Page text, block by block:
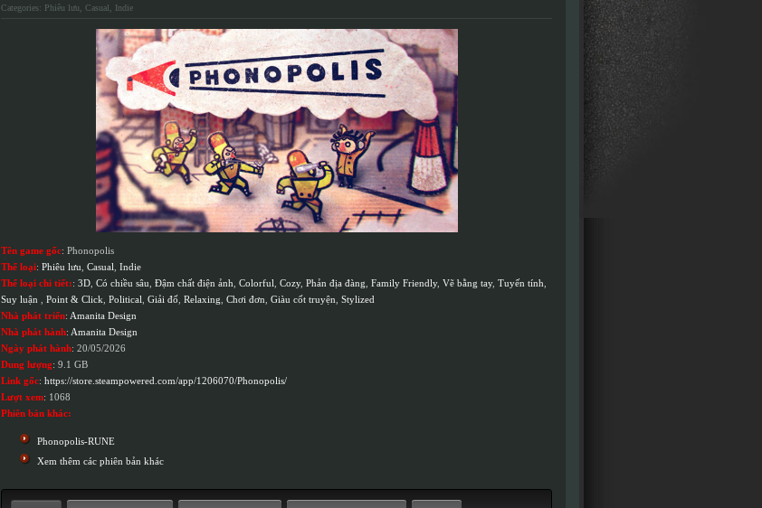
Categories: Phiêu lưu Casual Indie
Tên game gốc: Phonopolis
Thể loại: Phiêu lưu Casual Indie
Thể loại chi tiết:: 3D Có chiều sâu Đậm chất điện ảnh Colorful Cozy, Phản địa đàng Family Friendly, Vẽ bằng tay, Tuyến tính
Suy luận
Point & Click Political Giải đố Relaxing Chơi đơn Giàu cốt truyện Stylized
Nhà phát triển: Amanita Design
Nhà phát hành: Amanita Design
Ngày phát hành: 20/05/2026
Dung lượng: 9.1 GB
Link gốc: https://store.steampowered.com/app/1206070/Phonopolis/
Lượt xem: 1068
Phiên bản khác:
Phonopolis-RUNE
Xem thêm các phiên bản khác